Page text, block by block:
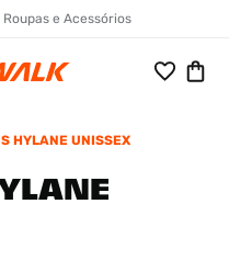
e Acessórios
HYLANE UNISSEX